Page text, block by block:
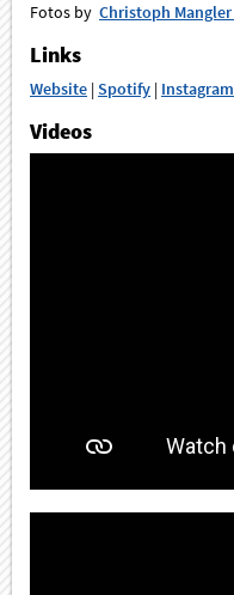
Fotos by Christoph Mangler
Links
Website |Spotify | Instagram
Videos